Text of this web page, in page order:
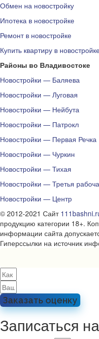
Обмен на новостройку
Ипотека в новостройке
Ремонт в новостройке
Купить квартиру в
Районы во Владивостоке
Новостройки — Баляева
Новостройки — Луговая
Новостройки — Нейбута
Новостройки — Патрокл
Новостройки — Первая Речка
Новостройки — Чуркин
Новостройки — Тихая
Новостройки — Третья
Новостройки — Центр
© 2012-2021 Сайт
продукцию категории 18+.
информации сайта
Гиперссылки на источник
Заказать оценку
Записаться